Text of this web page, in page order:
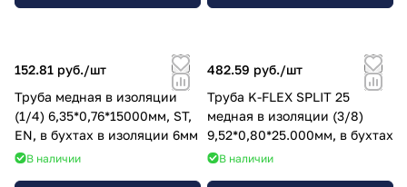
152.81 руб./шт
Труба медная в изоляции
(1/4) 6,35*0,76*15000мм, ST,
EN, в бухтах в изоляции 6мм
В наличии
482.59 руб./шт
Труба K-FLEX SPLIT 25
медная в изоляции (3/8)
9,52*0,80*25.000мм, в бухтах
В наличии